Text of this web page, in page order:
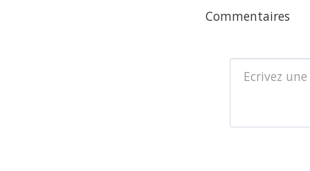
Commentaires